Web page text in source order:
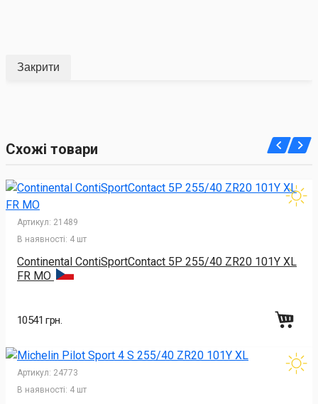
Закрити
Схожі товари
Артикул: 21489
В наявності: 4 шт
Continental ContiSportContact 5P 255/40 ZR20 101Y XL
FR MO
10541 грн.
Артикул: 24773
В наявності: 4 шт